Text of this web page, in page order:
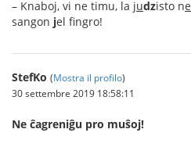
– Knaboj, vi ne timu, la judzisto ne
sangon jel fingro!
StefKo (Mostra il profilo)
30 settembre 2019 18:58:11
Ne ĉagreniĝu pro muŝoj!